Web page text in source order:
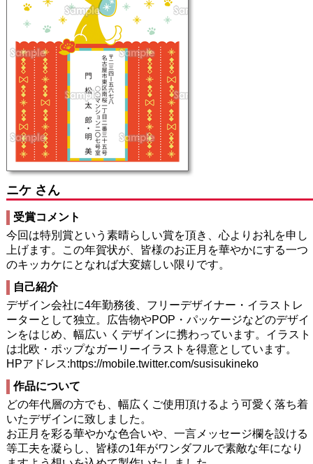
ニケ さん
受賞コメント
今回は特別賞という素晴らしい賞を頂き、心よりお礼を申し
上げます。この年賀状が、皆様のお正月を華やかにする一つ
のキッカケにとなれば大変嬉しい限りです。
自己紹介
デザイン会社に4年勤務後、フリーデザイナー・イラストレ
ーターとして独立。広告物やPOP・パッケージなどのデザイ
ンをはじめ、幅広い くデザインに携わっています。イラスト
は北欧・ポップなガーリーイラストを得意としています。
HPアドレス:https://mobile.twitter.com/susisukineko
作品について
どの年代層の方でも、幅広くご使用頂けるよう可愛く落ち着
いたデザインに致しました。
お正月を彩る華やかな色合いや、一言メッセージ欄を設ける
等工夫を凝らし、皆様の1年がワンダフルで素敵な年になり